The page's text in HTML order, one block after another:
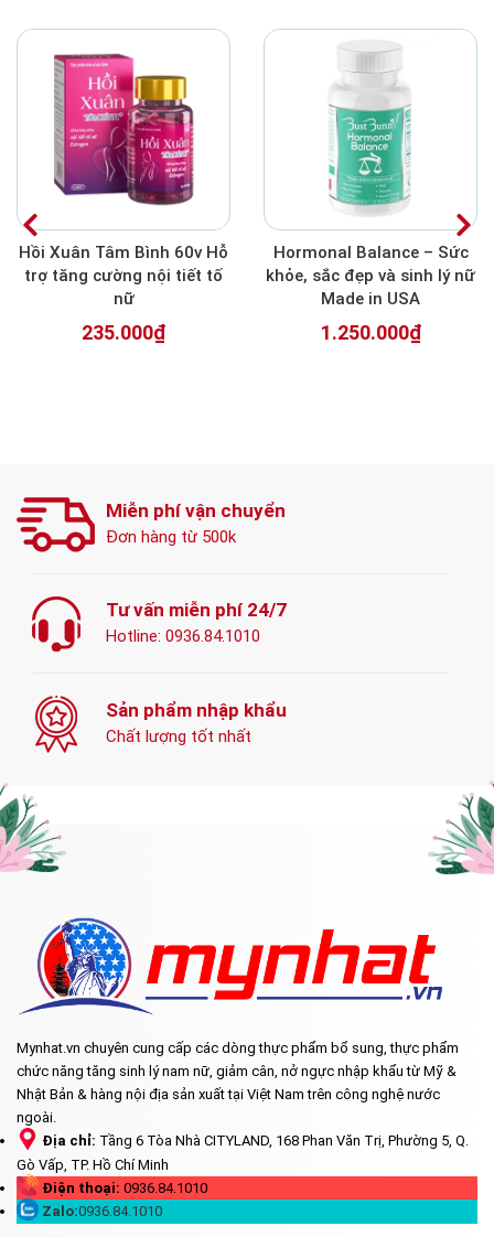
Hồi Xuân Tâm Bình 60v Hỗ
trợ tăng cường nội tiết tố
nữ
235.000₫
Hormonal Balance – Sức
khỏe, sắc đẹp và sinh lý nữ
Made in USA
1.250.000₫
Miễn phí vận chuyển
Đơn hàng từ 500k
Tư vấn miễn phí 24/7
Hotline: 0936.84.1010
Sản phẩm nhập khẩu
Chất lượng tốt nhất
Mynhat.vn chuyên cung cấp các dòng thực phẩm bổ sung, thực phẩm
chức năng tăng sinh lý nam nữ, giảm cân, nở ngực nhập khẩu từ Mỹ &
Nhật Bản & hàng nội địa sản xuất tại Việt Nam trên công nghệ nước
ngoài.
Địa chỉ: Tầng 6 Tòa Nhà CITYLAND, 168 Phan Văn Trị, Phường 5, Q.
Gò Vấp, TP. Hồ Chí Minh
Điện thoại: 0936.84.1010
Zalo:0936.84.1010